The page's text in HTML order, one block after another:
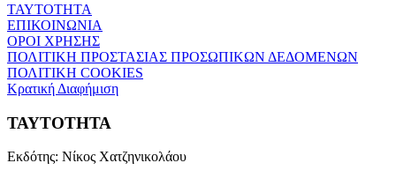
ΤΑΥΤΟΤΗΤΑ
ΕΠΙΚΟΙΝΩΝΙΑ
ΟΡΟΙ ΧΡΗΣΗΣ
ΠΟΛΙΤΙΚΗ ΠΡΟΣΤΑΣΙΑΣ ΠΡΟΣΩΠΙΚΩΝ ΔΕΔΟΜΕΝΩΝ
ΠΟΛΙΤΙΚΗ COOKIES
Κρατική Διαφήμιση
ΤΑΥΤΟΤΗΤΑ
Εκδότης: Νίκος Χατζηνικολάου